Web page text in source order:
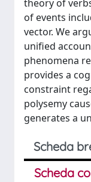
theory of
of events
vector. We
unified
phenomena
provides a
constraint
polysemy
generates a
Scheda
Scheda